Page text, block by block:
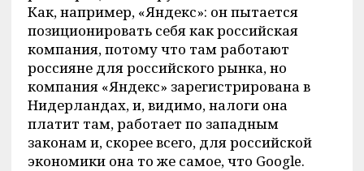
Как, например, «Яндекс»: он пытается
позиционировать себя как российская
компания, потому что там работают
россияне для российского рынка, но
компания «Яндекс» зарегистрирована в
Нидерландах, и, видимо, налоги она
платит там, работает по западным
законам и, скорее всего, для российской
экономики она то же самое, что Google.